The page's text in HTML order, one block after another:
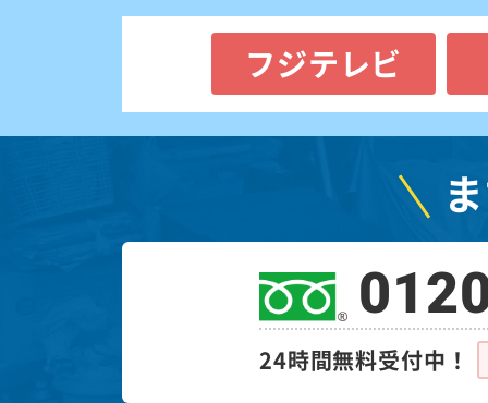
フジテレビ
24時間無料受付中！